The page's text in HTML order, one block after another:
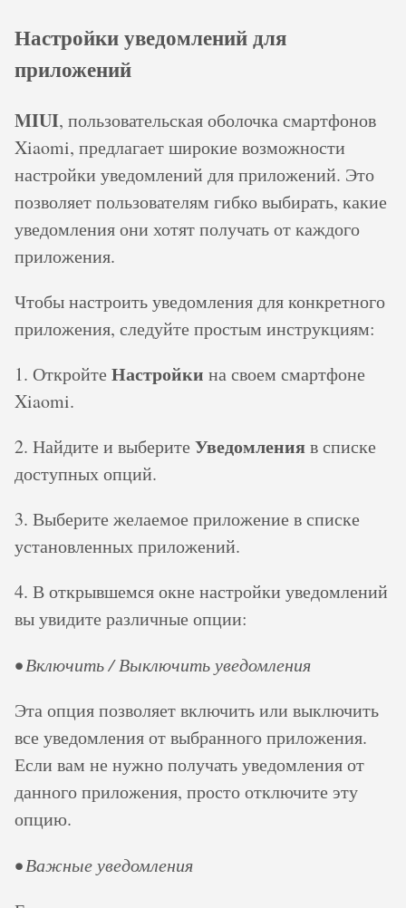
Настройки уведомлений для
приложений
MIUI, пользовательская оболочка смартфонов
Xiaomi, предлагает широкие возможности
настройки уведомлений для приложений. Это
позволяет пользователям гибко выбирать, какие
уведомления они хотят получать от каждого
приложения.
Чтобы настроить уведомления для конкретного
приложения, следуйте простым инструкциям:
1. ОткройтеНастройки на своем смартфоне
Xiaomi.
2. Найдите и выберитеУведомленияв списке
доступных опций.
3. Выберите желаемое приложение в списке
установленных приложений.
4. В открывшемся окне настройки уведомлений
вы увидите различные опции:
• Включить / Выключить уведомления
Эта опция позволяет включить или выключить
все уведомления от выбранного приложения.
Если вам не нужно получать уведомления от
данного приложения, просто отключите эту
опцию.
• Важные уведомления